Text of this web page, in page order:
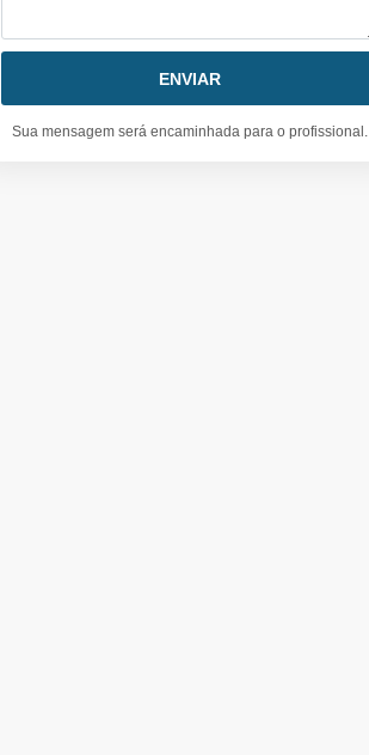
Sua mensagem será encaminhada para o profissional.